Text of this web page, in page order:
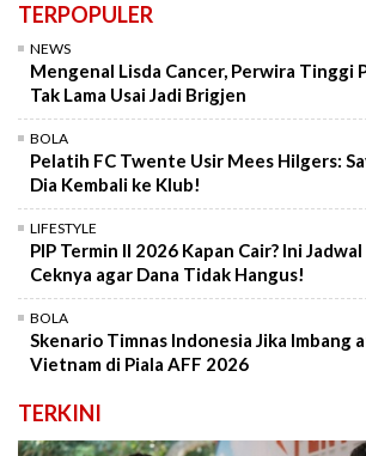
TERPOPULER
NEWS
Mengenal Lisda Cancer, Perwira Tinggi
Tak Lama Usai Jadi Brigjen
BOLA
Pelatih FC Twente Usir Mees Hilgers:
Dia Kembali ke Klub!
LIFESTYLE
PIP Termin II 2026 Kapan Cair? Ini
Ceknya agar Dana Tidak Hangus!
BOLA
Skenario Timnas Indonesia Jika Imbang
Vietnam di Piala AFF 2026
TERKINI